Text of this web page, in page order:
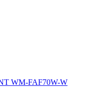
WM-FAF70W-W